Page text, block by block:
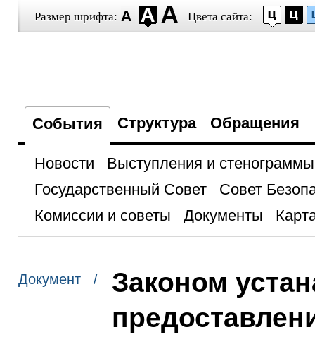
Размер шрифта: Цвета сайта:
События Структура Обращения
Новости
Выступления и стенограммы
Государственный Совет
Совет
Комиссии и советы
Документы
Документ /
Законом